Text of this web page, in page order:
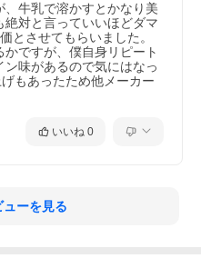
牛乳で溶かすとかなり美
対と言っていいほどダマ
とさせてもらいました。
ですが、僕自身リピート
味があるので気にはなっ
もあったため他メーカー
いいね 0
ーを見る